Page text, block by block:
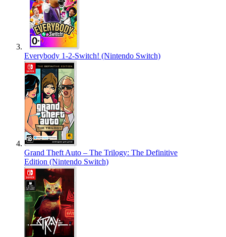
Everybody 1-2-Switch! (Nintendo Switch)
Grand Theft Auto – The Trilogy: The Definitive
Edition (Nintendo Switch)